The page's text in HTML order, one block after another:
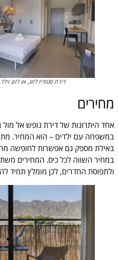
דירת סטודיו לזוג, או לזוג
מחירים
אחד היתרונות של דירת נופש אל מול
במשפחה עם ילדים – הוא המחיר.
באילת מספק גם אפשרות לחופשה
במחיר השווה לכל כיס. המחירים
ולתפוסת החדרים, לכן מומלץ תמיד